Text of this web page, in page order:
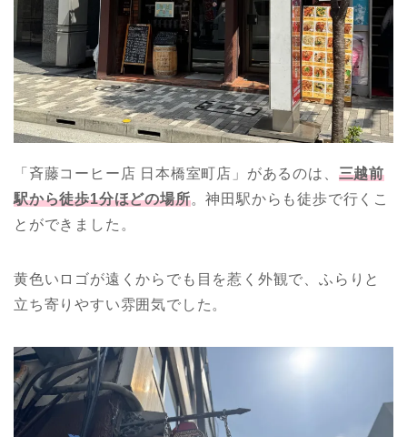
「斉藤コーヒー店 日本橋室町店」があるのは、 三越前
駅から徒歩1分ほどの場所。神田駅からも徒歩で行くこ
とができました。
黄色いロゴが遠くからでも目を惹く外観で、ふらりと
立ち寄りやすい雰囲気でした。